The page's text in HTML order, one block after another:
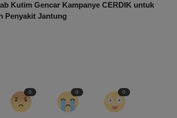
Kutim Gencar Kampanye CERDIK untuk
Penyakit Jantung
0 0 0